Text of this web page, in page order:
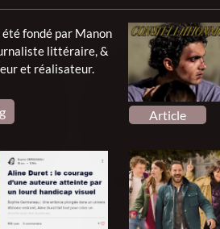
fondé par Manon
littéraire, &
et réalisateur.
Article